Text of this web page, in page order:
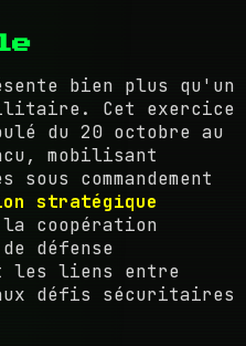
bien plus qu'un
Cet exercice
du 20 octobre au
mobilisant
commandement
stratégique
coopération
défense
les liens entre
défis sécuritaires